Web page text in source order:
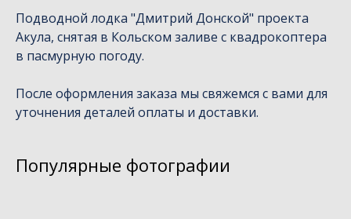
Подводной лодка "Дмитрий Донской" проекта
Акула, снятая в Кольском заливе с квадрокоптера
в пасмурную погоду.
После оформления заказа мы свяжемся с вами для
уточнения деталей оплаты и доставки.
Популярные фотографии